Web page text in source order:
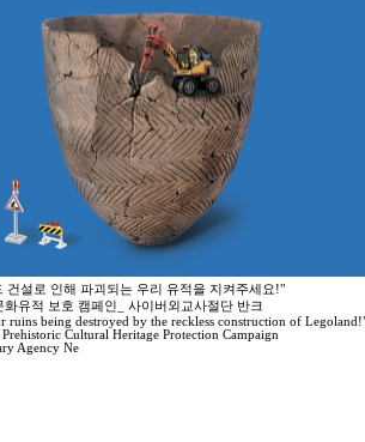
건설로 인해 파괴되는 우리 유적을 지켜주세요!"
화유적 보호 캠페인_ 사이버외교사절단 반크
ruins being destroyed by the reckless construction of
Cultural Heritage Protection Campaign
Agency Ne